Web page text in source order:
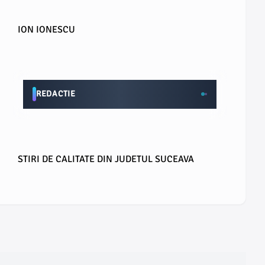
ION IONESCU
REDACTIE
STIRI DE CALITATE DIN JUDETUL SUCEAVA